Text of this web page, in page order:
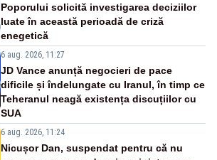
Poporului solicită investigarea deciziilor
luate în această perioadă de criză
enegetică
6 aug. 2026, 11:27
JD Vance anunță negocieri de pace
dificile și îndelungate cu Iranul, în timp ce
Teheranul neagă existența discuțiilor cu
SUA
6 aug. 2026, 11:24
Nicușor Dan, suspendat pentru că nu